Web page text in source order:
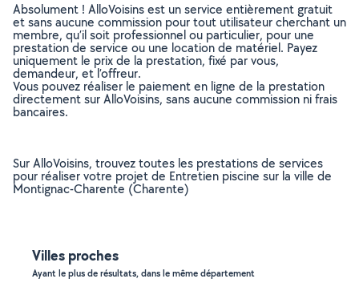
Absolument ! AlloVoisins est un service entièrement gratuit
et sans aucune commission pour tout utilisateur cherchant un
membre, qu’il soit professionnel ou particulier, pour une
prestation de service ou une location de matériel. Payez
uniquement le prix de la prestation, fixé par vous,
demandeur, et l’offreur.
Vous pouvez réaliser le paiement en ligne de la prestation
directement sur AlloVoisins, sans aucune commission ni frais
bancaires.
Sur AlloVoisins, trouvez toutes les prestations de services
pour réaliser votre projet de Entretien piscine sur la ville de
Montignac-Charente (Charente)
Villes proches
Ayant le plus de résultats, dans le même département